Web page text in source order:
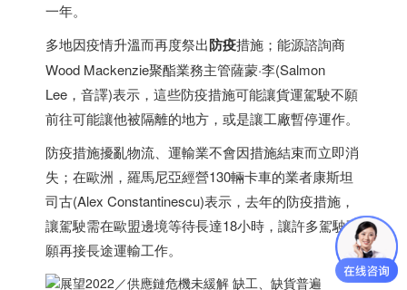
一年。
多地因疫情升溫而再度祭出防疫措施；能源諮詢商
Wood Mackenzie聚酯業務主管薩蒙·李(Salmon
Lee，音譯)表示，這些防疫措施可能讓貨運駕駛不願
前往可能讓他被隔離的地方，或是讓工廠暫停運作。
防疫措施擾亂物流、運輸業不會因措施結束而立即消
失；在歐洲，羅馬尼亞經營130輛卡車的業者康斯坦
司古(Alex Constantinescu)表示，去年的防疫措施，
讓駕駛需在歐盟邊境等待長達18小時，讓許多駕駛不
願再接長途運輸工作。